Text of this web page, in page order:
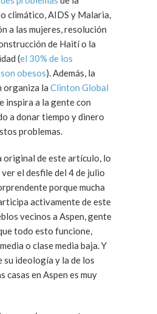
a las mujeres, resolución
de Haití o la
(el 30% de los
obesos). Además, la
organiza la Clinton Global
inspira a la gente con
a donar tiempo y dinero
problemas.
original de este artículo, lo
el desfile del 4 de julio
activamente de este
vecinos a Aspen, gente
todo esto funcione,
o clase media baja. Y
ideología y la de los
casas en Aspen es muy